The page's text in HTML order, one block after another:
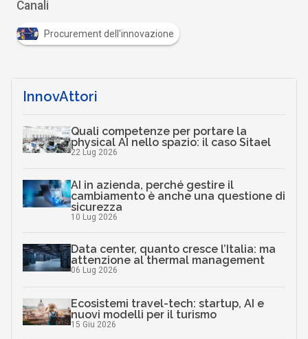
Canali
Procurement dell'innovazione
InnovAttori
Quali competenze per portare la
physical AI nello spazio: il caso Sitael
22 Lug 2026
AI in azienda, perché gestire il
cambiamento è anche una questione di
sicurezza
10 Lug 2026
Data center, quanto cresce l’Italia: ma
attenzione al thermal management
06 Lug 2026
Ecosistemi travel-tech: startup, AI e
nuovi modelli per il turismo
15 Giu 2026